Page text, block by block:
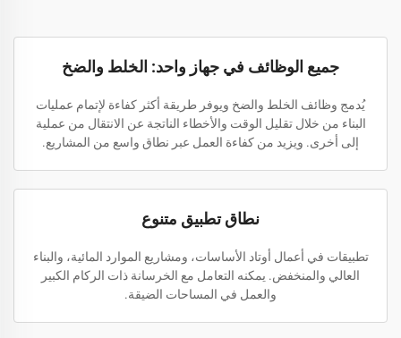
جميع الوظائف في جهاز واحد: الخلط والضخ
يُدمج وظائف الخلط والضخ ويوفر طريقة أكثر كفاءة لإتمام عمليات
البناء من خلال تقليل الوقت والأخطاء الناتجة عن الانتقال من عملية
إلى أخرى. ويزيد من كفاءة العمل عبر نطاق واسع من المشاريع.
نطاق تطبيق متنوع
تطبيقات في أعمال أوتاد الأساسات، ومشاريع الموارد المائية، والبناء
العالي والمنخفض. يمكنه التعامل مع الخرسانة ذات الركام الكبير
والعمل في المساحات الضيقة.